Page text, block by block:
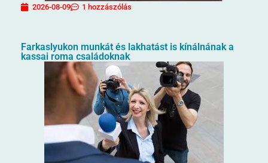
2026-08-09 1 hozzászólás
Farkaslyukon munkát és lakhatást is kínálnának a
kassai roma családoknak